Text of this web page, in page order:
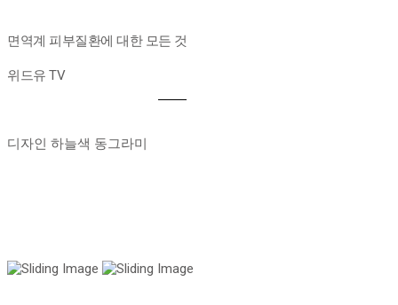
면역계 피부질환에 대한 모든 것
위드유 TV
디자인 하늘색 동그라미